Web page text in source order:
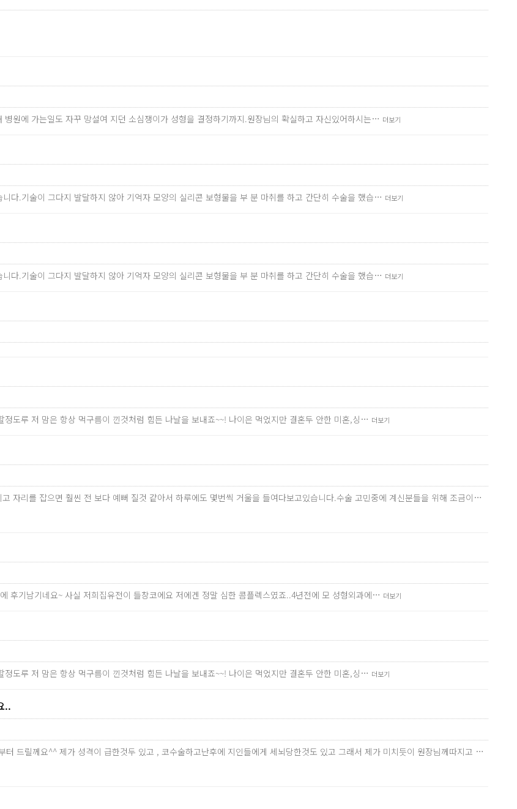
원에 가는일도 자꾸 망설여 지던 소심쟁이가 성형을 결정하기까지.원장님의 확실하고 자신있어하시는… 더보기
다.기술이 그다지 발달하지 않아 기억자 모양의 실리콘 보형물을 부 분 마취를 하고 간단히 수술을 했습… 더보기
다.기술이 그다지 발달하지 않아 기억자 모양의 실리콘 보형물을 부 분 마취를 하고 간단히 수술을 했습… 더보기
도루 저 맘은 항상 먹구름이 낀것처럼 힘든 나날을 보내죠~~! 나이은 먹었지만 결혼두 안한 미혼,싱… 더보기
자리를 잡으면 훨씬 전 보다 예뻐 질것 같아서 하루에도 몇번씩 거울을 들여다보고있습니다.수술 고민중에 계신분들을 위해 조금이…
후기남기네요~ 사실 저희집유전이 들창코에요 저에겐 정말 심한 콤플렉스였죠..4년전에 모 성형외과에… 더보기
도루 저 맘은 항상 먹구름이 낀것처럼 힘든 나날을 보내죠~~! 나이은 먹었지만 결혼두 안한 미혼,싱… 더보기
..
터 드릴께요^^ 제가 성격이 급한것두 있고 , 코수술하고난후에 지인들에게 세뇌당한것도 있고 그래서 제가 미치듯이 원장님께따지고 …